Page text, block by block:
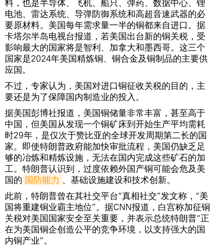
料，也是半导体、飞机、船只、弹药、数据中心、锂
电池、雷达系统、导弹防御系统和高超音速武器的必
要原材料。美国每年需求量一半的铜都来自进口。据
卡塔尔半岛电视台报道，若美国出台新的铜关税，受
影响最大的国家将是智利、加拿大和墨西哥。这三个
国家是2024年美国精炼铜、铜合金及铜制品的主要供
应国。
不过，专家认为，美国对进口铜征收关税的目的，主
要还是为了保障国内制造业的投入。
据美国彭博社报道，美国铜储量非常丰富，甚至高于
中国，但美国从发现一个铜矿床到开始生产平均需耗
时29年，是仅次于赞比亚的全球开发周期第二长的国
家。即使特朗普政府能加快审批流程，美国仍缺乏足
够的冶炼和精炼设施，无法在国内完成这些矿石的加
工。特朗普认识到，过度依赖外国产铜可能会危及美
国的 国防能力 、基础设施建设和技术创新。
此前，特朗普曾在其社交平台“真相社交”发文称，“美
国将重建铜业霸主地位”。据CNN报道，白宫称加征铜
关税对美国国家安全至关重要，并表示总统特朗普“正
在为美国铜企创造公平的竞争环境，以支持强大的国
内铜产业”。